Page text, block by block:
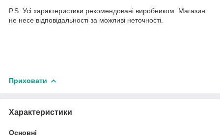
P.S. Усі характеристики рекомендовані виробником. Магазин
не несе відповідальності за можливі неточності.
Приховати
Характеристики
Основні